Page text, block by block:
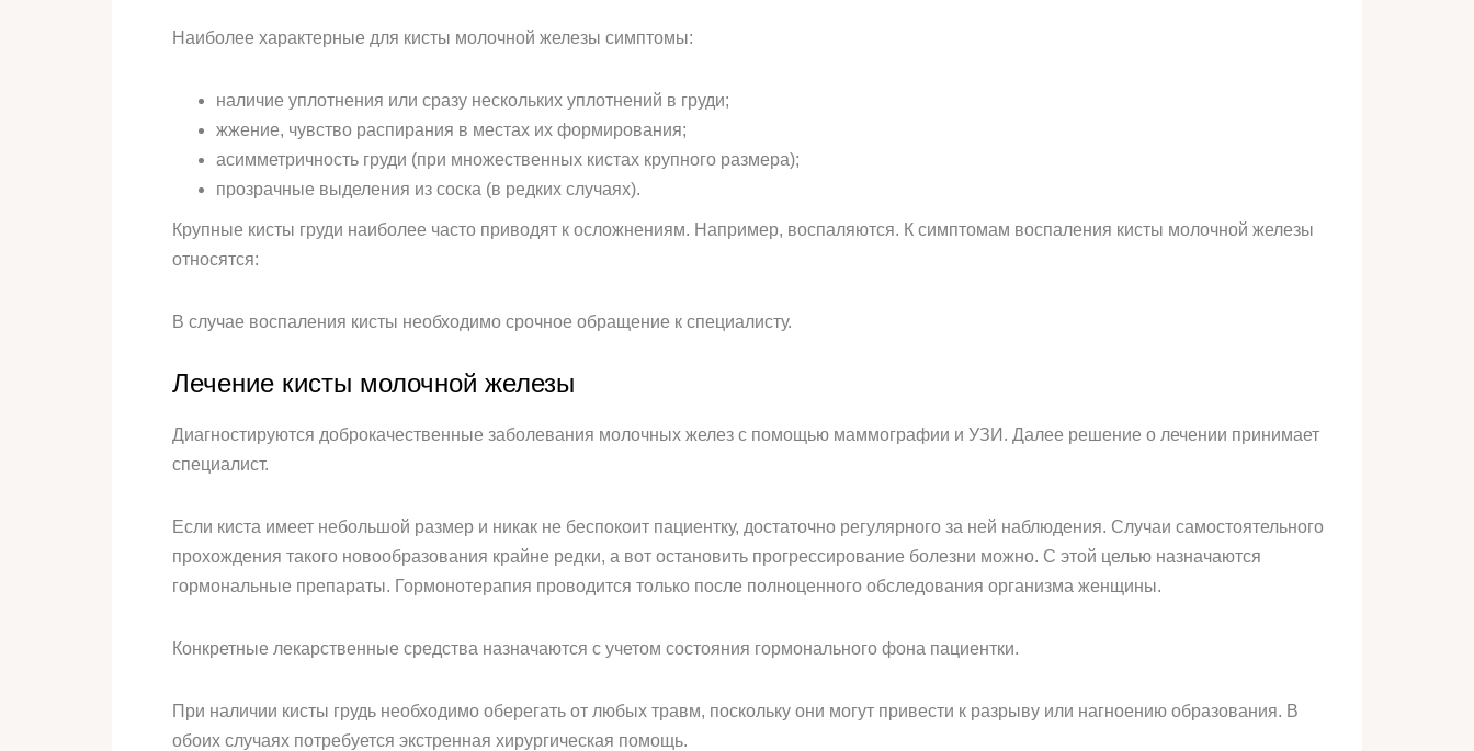
Наиболее характерные для кисты молочной железы симптомы:
наличие уплотнения или сразу нескольких уплотнений в груди;
жжение, чувство распирания в местах их формирования;
асимметричность груди (при множественных кистах крупного размера);
прозрачные выделения из соска (в редких случаях).
Крупные кисты груди наиболее часто приводят к осложнениям. Например, воспаляются. К симптомам воспаления кисты молочной железы
относятся:
В случае воспаления кисты необходимо срочное обращение к специалисту.
Лечение кисты молочной железы
Диагностируются доброкачественные заболевания молочных желез с помощью маммографии и УЗИ. Далее решение о лечении принимает
специалист.
Если киста имеет небольшой размер и никак не беспокоит пациентку, достаточно регулярного за ней наблюдения. Случаи самостоятельного
прохождения такого новообразования крайне редки, а вот остановить прогрессирование болезни можно. С этой целью назначаются
гормональные препараты. Гормонотерапия проводится только после полноценного обследования организма женщины.
Конкретные лекарственные средства назначаются с учетом состояния гормонального фона пациентки.
При наличии кисты грудь необходимо оберегать от любых травм, поскольку они могут привести к разрыву или нагноению образования. В
обоих случаях потребуется экстренная хирургическая помощь.